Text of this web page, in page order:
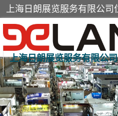
上海日朗展览服务有限公司
展台装修搭建
展厅装修